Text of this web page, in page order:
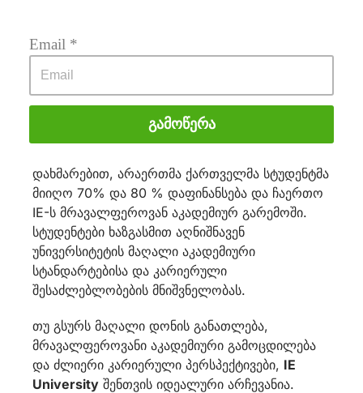
ქართველი სტუდენტები IE
University-ში
ბოლო წლებში ბევრი ქართველი სტუდენტი
აპრიორიტეტებს IE University-ში სწავლის
დახმარებით, არაერთმა ქართველმა სტუდენტმა
მიიღო 70% და 80 % დაფინანსება და ჩაერთო
IE-ს მრავალფეროვან აკადემიურ გარემოში.
სტუდენტები ხაზგასმით აღნიშნავენ
უნივერსიტეტის მაღალი აკადემიური
სტანდარტებისა და კარიერული
შესაძლებლობების მნიშვნელობას.
თუ გსურს მაღალი დონის განათლება,
მრავალფეროვანი აკადემიური გამოცდილება
და ძლიერი კარიერული პერსპექტივები, IE
University შენთვის იდეალური არჩევანია.
Email *
Გამოწერა